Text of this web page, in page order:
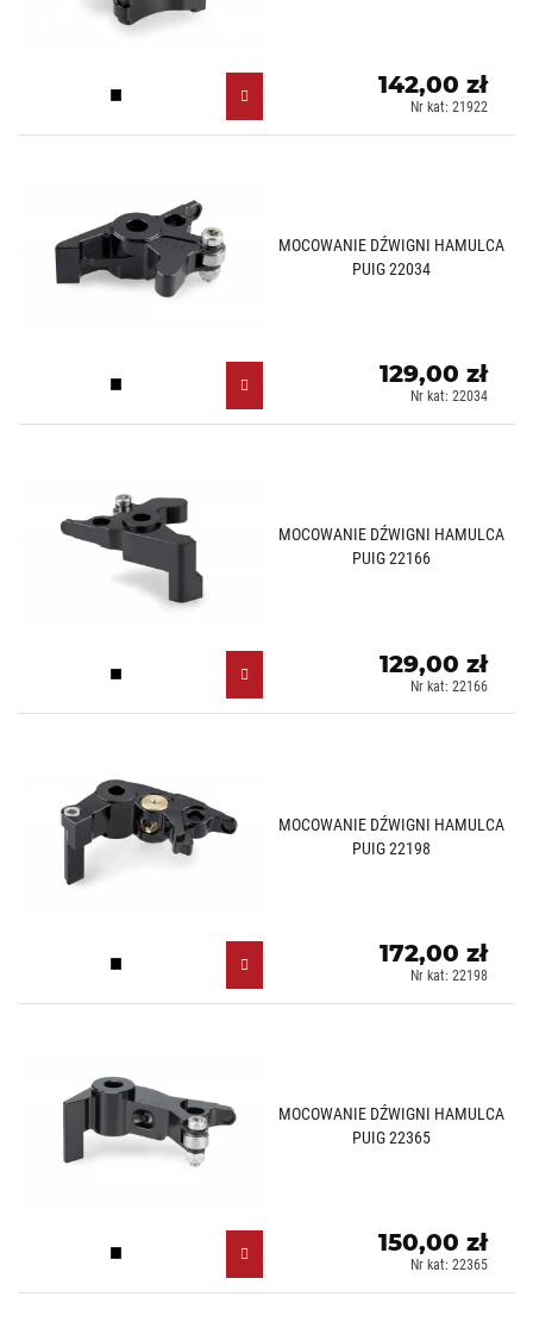
Czarny (N)
142,00 zł
Nr kat: 21922
MOCOWANIE DŹWIGNI HAMULCA
PUIG 22034
Czarny (N)
129,00 zł
Nr kat: 22034
MOCOWANIE DŹWIGNI HAMULCA
PUIG 22166
Czarny (N)
129,00 zł
Nr kat: 22166
MOCOWANIE DŹWIGNI HAMULCA
PUIG 22198
Czarny (N)
172,00 zł
Nr kat: 22198
MOCOWANIE DŹWIGNI HAMULCA
PUIG 22365
Czarny (N)
150,00 zł
Nr kat: 22365